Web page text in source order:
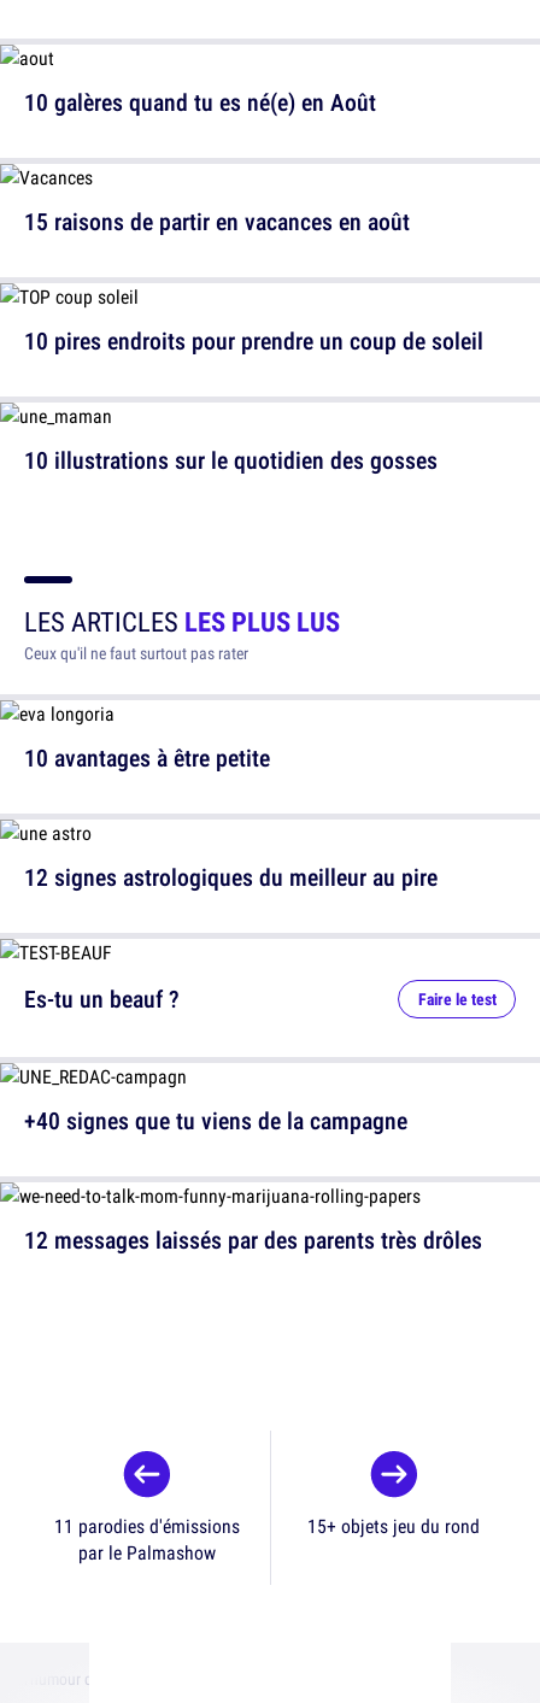
10 galères quand tu es né(e) en Août
10 pires endroits pour prendre un coup de soleil
15 raisons de partir en vacances en août
10 illustrations sur le quotidien des gosses
LES ARTICLES LES PLUS LUS
Ceux qu'il ne faut surtout pas rater
10 avantages à être petite
12 signes astrologiques du meilleur au pire
12 messages laissés par des parents très drôles
Es-tu un beauf ? Faire le test
+40 signes que tu viens de la campagne
11 parodies d'émissions
par le Palmashow
15+ objets jeu du rond
l'humour de qualité supérieure sans couenne